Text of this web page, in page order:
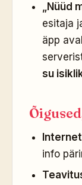
„Nüüd
esitaja
äpp
su
Internet
info